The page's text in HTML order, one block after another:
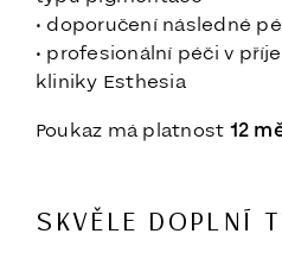
• doporučení následné
• profesionální péči v
kliniky Esthesia
Poukaz má platnost 12
SKVĚLE DOPLNÍ